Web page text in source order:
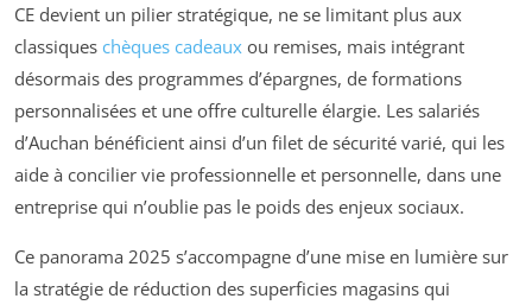
CE devient un pilier stratégique, ne se limitant plus aux
classiques chèques cadeaux ou remises, mais intégrant
désormais des programmes d’épargnes, de formations
personnalisées et une offre culturelle élargie. Les salariés
d’Auchan bénéficient ainsi d’un filet de sécurité varié, qui les
aide à concilier vie professionnelle et personnelle, dans une
entreprise qui n’oublie pas le poids des enjeux sociaux.
Ce panorama 2025 s’accompagne d’une mise en lumière sur
la stratégie de réduction des superficies magasins qui